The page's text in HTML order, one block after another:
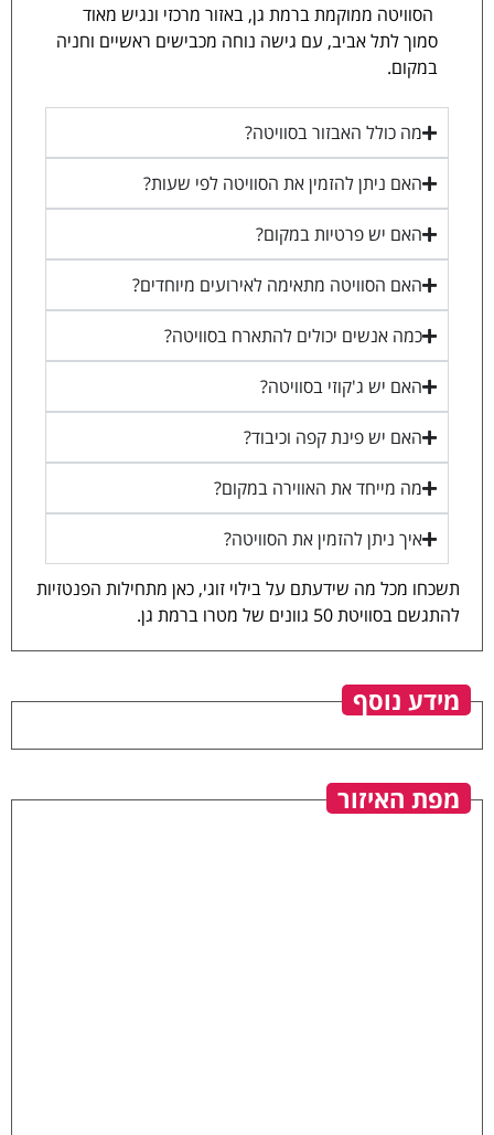
הסוויטה ממוקמת ברמת גן, באזור מרכזי ונגיש מאוד
סמוך לתל אביב, עם גישה נוחה מכבישים ראשיים וחניה
במקום.
מה כולל האבזור בסוויטה?
האם ניתן להזמין את הסוויטה לפי שעות?
האם יש פרטיות במקום?
האם הסוויטה מתאימה לאירועים מיוחדים?
כמה אנשים יכולים להתארח בסוויטה?
האם יש ג'קוזי בסוויטה?
האם יש פינת קפה וכיבוד?
מה מייחד את האווירה במקום?
איך ניתן להזמין את הסוויטה?
תשכחו מכל מה שידעתם על בילוי זוגי, כאן מתחילות הפנטזיות
להתגשם בסוויטת 50 גוונים של מטרו ברמת גן.
מידע נוסף
מפת האיזור